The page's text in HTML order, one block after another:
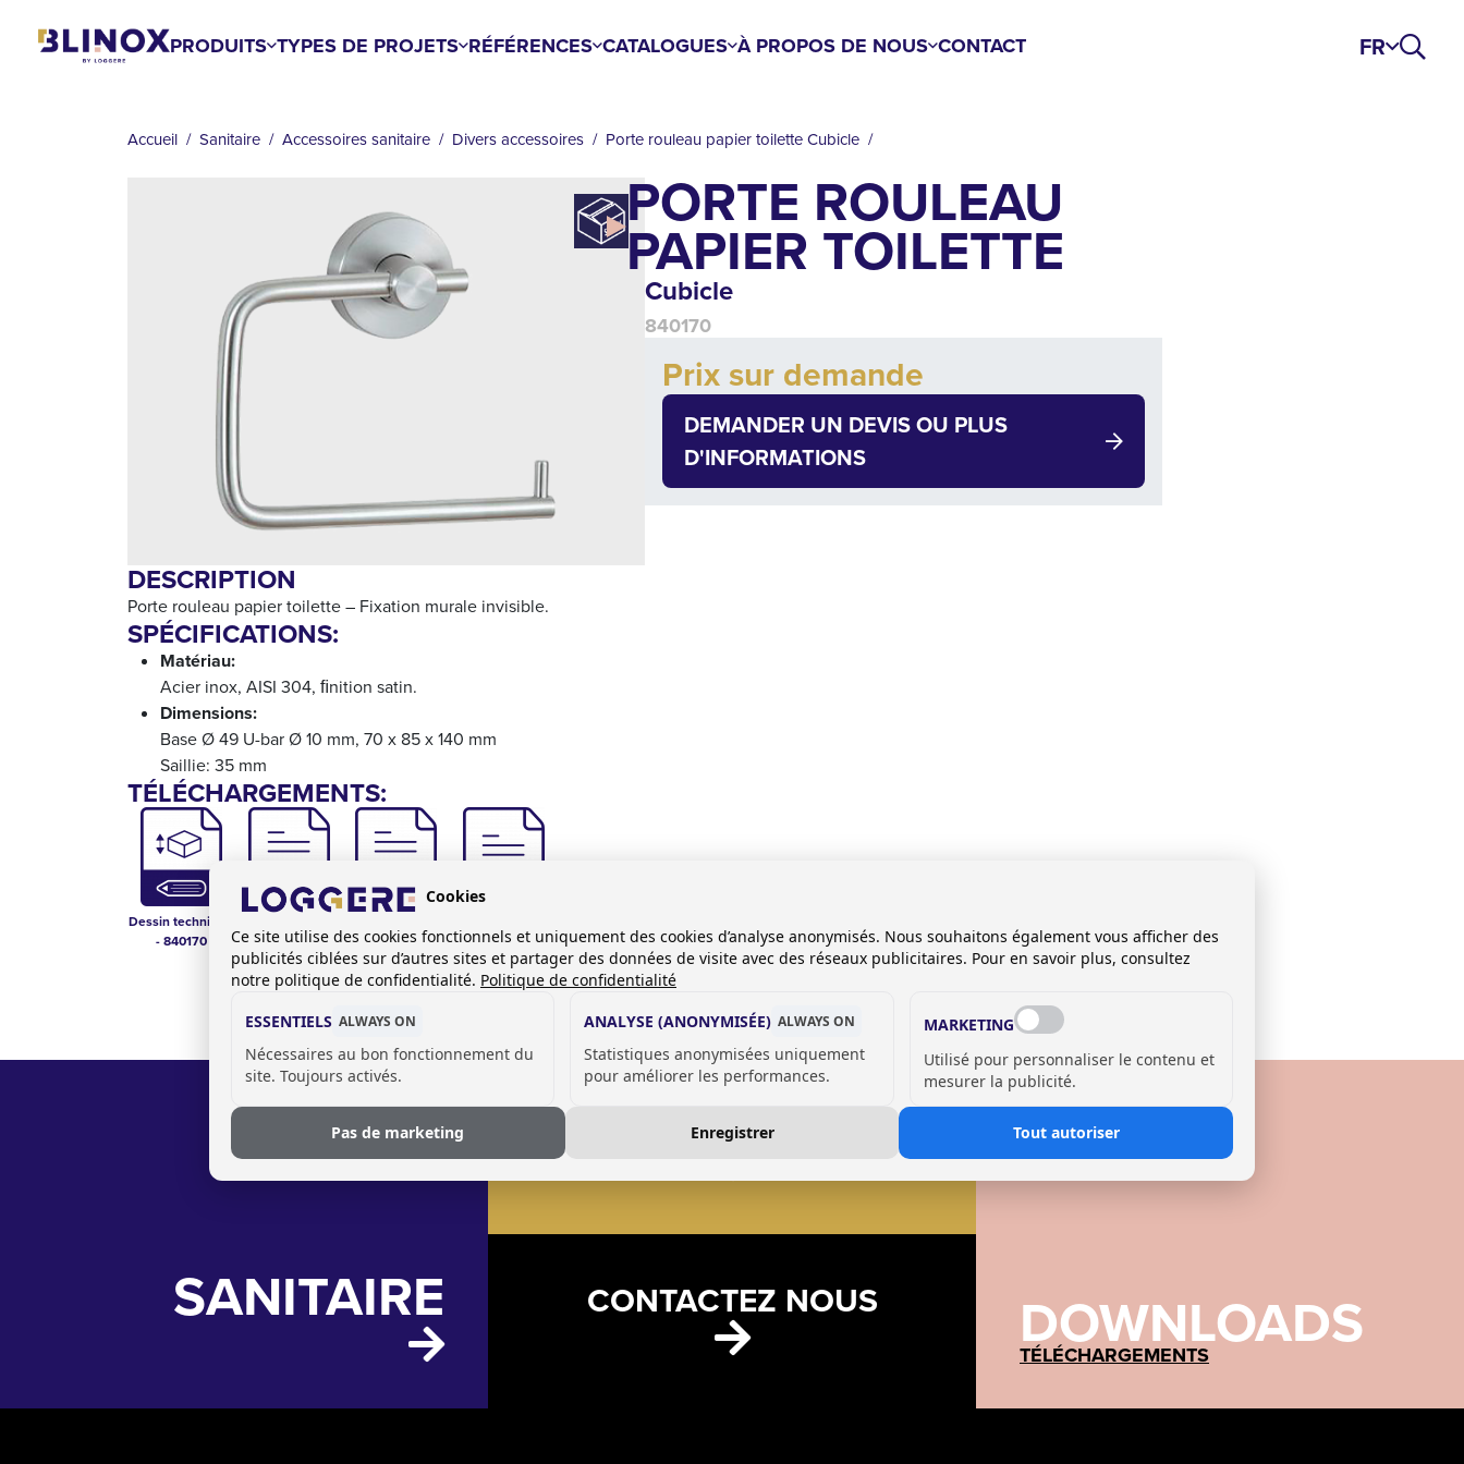
PRODUITS TYPES DE PROJETS RÉFÉRENCES CATALOGUES À PROPOS DE NOUS CONTACT FR
D'ARIANE
Accueil Sanitaire Accessoires sanitaire Divers accessoires Porte rouleau papier toilette Cubicle
DESCRIPTION
Porte rouleau papier toilette – Fixation murale invisible.
SPÉCIFICATIONS:
Matériau:
Acier inox, AISI 304, ﬁnition satin.
Dimensions:
Base Ø 49 U-bar Ø 10 mm, 70 x 85 x 140 mm
Saillie: 35 mm
TÉLÉCHARGEMENTS:
Dessin technique
- 840170
Sanitaire
Sheet - 840170
PORTE ROULEAU
PAPIER TOILETTE
Cubicle
840170
Quantity
Add to cart
Prix sur demande
DEMANDER UN DEVIS OU PLUS
D'INFORMATIONS
SANITAIRE
VOIR NOS RÉFÉRENCES
CONTACTEZ NOUS DOWNLOADS
TÉLÉCHARGEMENTS
Cookies
Ce site utilise des cookies fonctionnels et uniquement des cookies d’analyse anonymisés. Nous souhaitons également vous afficher des
publicités ciblées sur d’autres sites et partager des données de visite avec des réseaux publicitaires. Pour en savoir plus, consultez
notre politique de confidentialité. Politique de confidentialité
ESSENTIELS ALWAYS ON
Nécessaires au bon fonctionnement du
site. Toujours activés.
ANALYSE (ANONYMISÉE) ALWAYS ON
Statistiques anonymisées uniquement
pour améliorer les performances.
MARKETING
Utilisé pour personnaliser le contenu et
mesurer la publicité.
Pas de marketing Enregistrer Tout autoriser